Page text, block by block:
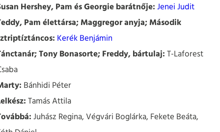
Hershey, Pam és Georgie barátnője:Jenei Judit
Pam élettársa; Maggregor anyja; Második
Kerék Benjámin
Tony Bonasorte; Freddy, bártulaj:T-Laforest
Bánhidi Péter
Tamás Attila
Juhász Regina, Végvári Boglárka, Fekete Beáta,